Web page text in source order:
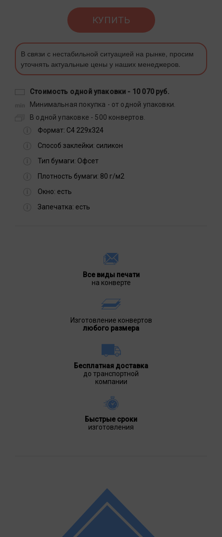
КУПИТЬ
В связи с нестабильной ситуацией на рынке, просим
уточнять актуальные цены у наших менеджеров.
Стоимость одной упаковки - 10 070 руб.
Минимальная покупка - от одной упаковки.
В одной упаковке - 500 конвертов.
Формат: С4 229х324
Способ заклейки: силикон
Тип бумаги: Офсет
Плотность бумаги: 80 г/м2
Окно: есть
Запечатка: есть
Все виды печати
на конверте
Изготовление конвертов
любого размера
Бесплатная доставка
до транспортной
компании
Быстрые сроки
изготовления